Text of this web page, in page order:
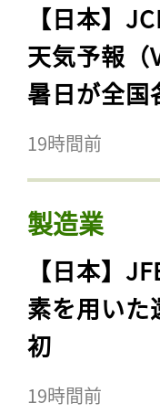
【日本】
天気予報（
暑日が全国
19時間前
製造業
【日本】
素を用いた
初
19時間前